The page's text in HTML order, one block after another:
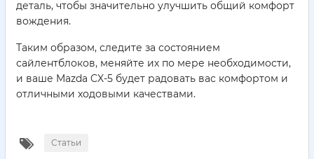
деталь, чтобы значительно улучшить общий комфорт
вождения.
Таким образом, следите за состоянием
сайлентблоков, меняйте их по мере необходимости,
и ваше Mazda CX-5 будет радовать вас комфортом и
отличными ходовыми качествами.
Статьи